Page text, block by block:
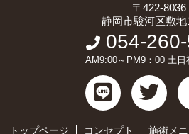
〒422-8036
静岡市駿河区敷地
054-
AM9:00～PM9：00 土日
トップページ コンセプト 施術メ